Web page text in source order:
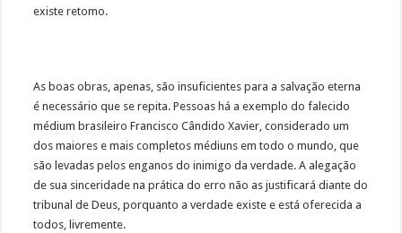
existe retomo.
As boas obras, apenas, são insuficientes para a salvação eterna
é necessário que se repita. Pessoas há a exemplo do falecido
médium brasileiro Francisco Cândido Xavier, considerado um
dos maiores e mais completos médiuns em todo o mundo, que
são levadas pelos enganos do inimigo da verdade. A alegação
de sua sinceridade na prática do erro não as justificará diante do
tribunal de Deus, porquanto a verdade existe e está oferecida a
todos, livremente.